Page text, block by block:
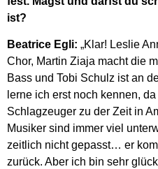
ist?
Beatrice Egli: „Klar! Leslie
Chor, Martin Ziaja macht die
Bass und Tobi Schulz ist an
lerne ich erst noch kennen,
Schlagzeuger zu der Zeit in
Musiker sind immer viel
zeitlich nicht gepasst… er
zurück. Aber ich bin sehr